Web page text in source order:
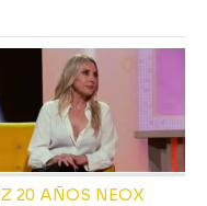
20 AÑOS NEOX